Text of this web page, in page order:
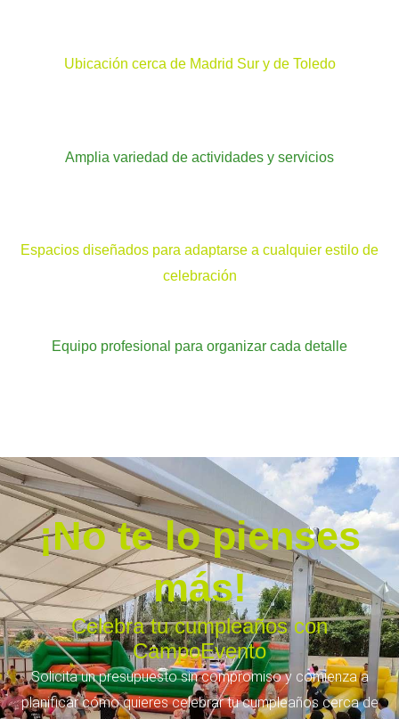
Ubicación cerca de Madrid Sur y de Toledo
Amplia variedad de actividades y servicios
Espacios diseñados para adaptarse a cualquier estilo de
celebración
Equipo profesional para organizar cada detalle
¡No te lo pienses
más!
Celebra tu cumpleaños con
CampoEvento
Solicita un presupuesto sin compromiso y comienza a
planificar cómo quieres celebrar tu cumpleaños cerca de